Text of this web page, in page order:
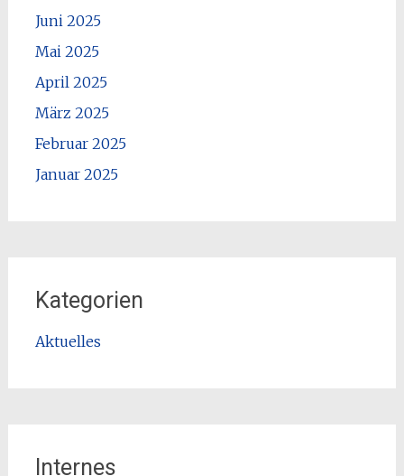
Juni 2025
Mai 2025
April 2025
März 2025
Februar 2025
Januar 2025
Kategorien
Aktuelles
Internes